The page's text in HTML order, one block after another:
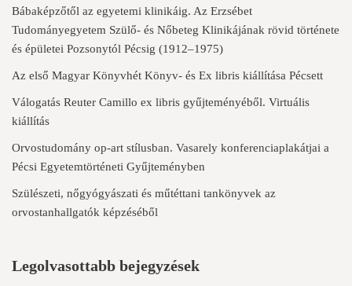
Bábaképzőtől az egyetemi klinikáig. Az Erzsébet
Tudományegyetem Szülő- és Nőbeteg Klinikájának rövid története
és épületei Pozsonytól Pécsig (1912–1975)
Az első Magyar Könyvhét Könyv- és Ex libris kiállítása Pécsett
Válogatás Reuter Camillo ex libris gyűjteményéből. Virtuális
kiállítás
Orvostudomány op-art stílusban. Vasarely konferenciaplakátjai a
Pécsi Egyetemtörténeti Gyűjteményben
Szülészeti, nőgyógyászati és műtéttani tankönyvek az
orvostanhallgatók képzéséből
Legolvasottabb bejegyzések